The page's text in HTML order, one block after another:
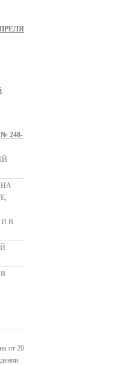
248-
И В
от 20